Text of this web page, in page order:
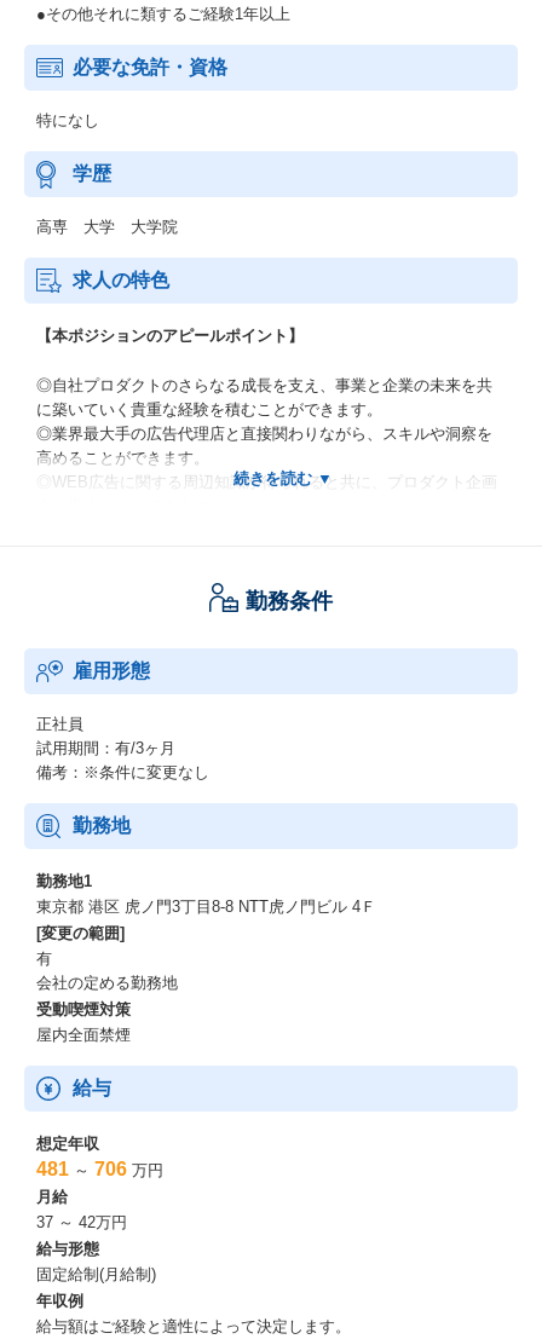
●その他それに類するご経験1年以上
必要な免許・資格
特になし
学歴
高専 大学 大学院
求人の特色
【本ポジションのアピールポイント】
◎自社プロダクトのさらなる成長を支え、事業と企業の未来を共
に築いていく貴重な経験を積むことができます。
◎業界最大手の広告代理店と直接関わりながら、スキルや洞察を
高めることができます。
◎WEB広告に関する周辺知識が得られると共に、プロダクト企画
◎入社後のオンボーディングプログラム完備。業務を一人称でこ
なすに至るまでの具体的なタスクとカリキュラムはあらかじめ明
前進しましょう。
◎入社後はまずOJTで先輩社員と一緒に広告案件の進行を実施し
ながら、リアルな実務をご体感いただきます。疑問点の解消やノ
ウハウの共有には随時応じますので、実務を通じた即戦力として
のいち早いご活躍が可能です。
https://www.dearone.io/recruit/culture/
【サービスやプロダクトの特徴と魅力】
https://www.dearone.io/recruit/service-product/
【充実したスキルアップ支援制度！福利厚生『Breath』】
■スキルアップ支援■
[資格シエン]…業務に有効な資格を取得した場合に受験費用を会社
にて負担します。
[語学シエン]…年に1回までTOEIC試験の受験費用を会社にて負担
します。
[レッツラーニング]…技業務に活用できる知識の修得やスキル向上
につながる書籍購入費用を会社にて負担します。
■プライベートの充実■
[ウェルカム休暇]…初年度に付与される10日間の年次有給休暇のう
ち5日間を、入社したその日より即日利用できます。
[プレミアムフライデー]…毎月最終金曜日は15時に退社可能です。
[ストック休暇]…期限内に利用しきれなかった年次有給休暇を、年
勤務条件
雇用形態
正社員
試用期間：有/3ヶ月
備考：※条件に変更なし
勤務地
勤務地1
東京都 港区 虎ノ門3丁目8-8 NTT虎ノ門ビル 4Ｆ
[変更の範囲]
有
会社の定める勤務地
受動喫煙対策
屋内全面禁煙
給与
想定年収
481 ～ 706 万円
月給
37 ～ 42万円
給与形態
固定給制(月給制)
年収例
給与額はご経験と適性によって決定します。